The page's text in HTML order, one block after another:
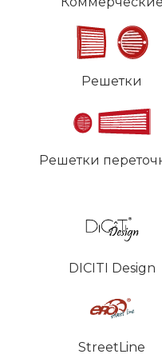
Решетки
Решетки
DICITI Design
StreetLine